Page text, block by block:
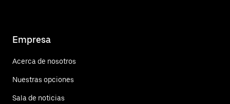
Empresa
Acerca de nosotros
Nuestras opciones
Sala de noticias